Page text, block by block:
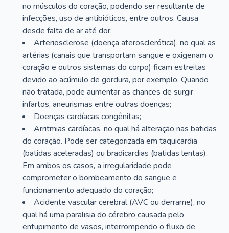
no músculos do coração, podendo ser resultante de
infecções, uso de antibióticos, entre outros. Causa
desde falta de ar até dor;
Arteriosclerose (doença aterosclerótica), no qual as
artérias (canais que transportam sangue e oxigenam o
coração e outros sistemas do corpo) ficam estreitas
devido ao acúmulo de gordura, por exemplo. Quando
não tratada, pode aumentar as chances de surgir
infartos, aneurismas entre outras doenças;
Doenças cardíacas congênitas;
Arritmias cardíacas, no qual há alteração nas batidas
do coração. Pode ser categorizada em taquicardia
(batidas aceleradas) ou bradicardias (batidas lentas).
Em ambos os casos, a irregularidade pode
comprometer o bombeamento do sangue e
funcionamento adequado do coração;
Acidente vascular cerebral (AVC ou derrame), no
qual há uma paralisia do cérebro causada pelo
entupimento de vasos, interrompendo o fluxo de